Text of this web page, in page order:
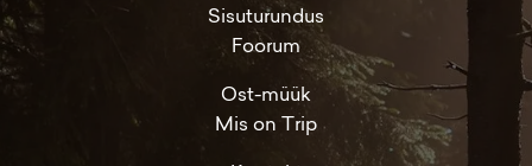
Sisuturundus
Foorum
Ost-müük
Mis on Trip